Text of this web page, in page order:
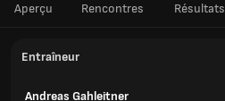
Aperçu Rencontres Résultats
Entraîneur
Andreas Gahleitner